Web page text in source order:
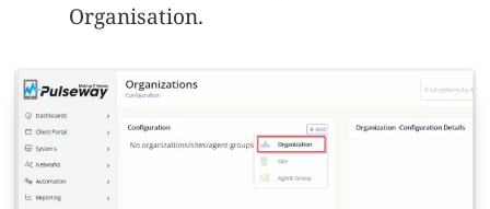
Organisation.